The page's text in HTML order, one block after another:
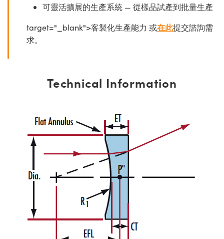
可靈活擴展的生產系統 — 從樣品試產到批量生產
target="_blank">客製化生產能力 或在此提交諮詢需
求。
Technical Information